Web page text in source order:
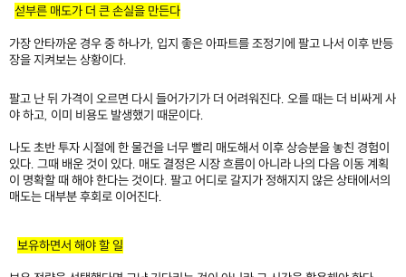
섣부른 매도가 더 큰 손실을 만든다
가장 안타까운 경우 중 하나가, 입지 좋은 아파트를 조정기에 팔고 나서 이후 반등
장을 지켜보는 상황이다.
팔고 난 뒤 가격이 오르면 다시 들어가기가 더 어려워진다. 오를 때는 더 비싸게 사
야 하고, 이미 비용도 발생했기 때문이다.
나도 초반 투자 시절에 한 물건을 너무 빨리 매도해서 이후 상승분을 놓친 경험이
있다. 그때 배운 것이 있다. 매도 결정은 시장 흐름이 아니라 나의 다음 이동 계획
이 명확할 때 해야 한다는 것이다. 팔고 어디로 갈지가 정해지지 않은 상태에서의
매도는 대부분 후회로 이어진다.
보유하면서 해야 할 일